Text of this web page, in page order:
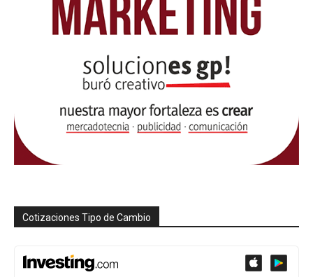
Cotizaciones Tipo de Cambio